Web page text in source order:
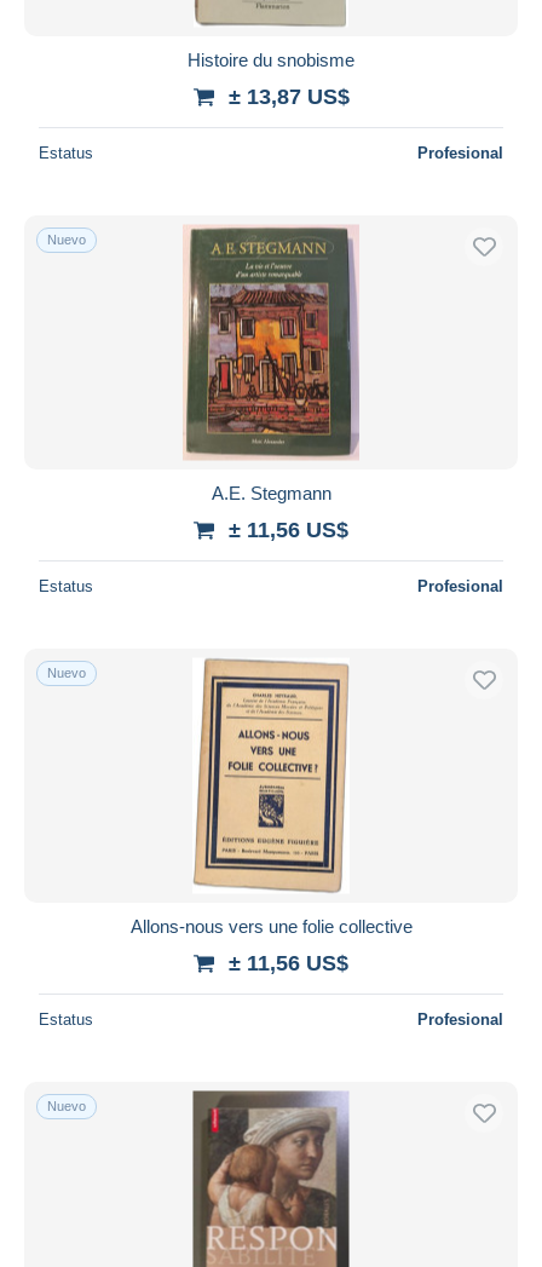
Histoire du snobisme
± 13,87 US$
Estatus Profesional
Nuevo
A.E. Stegmann
± 11,56 US$
Estatus Profesional
Nuevo
Allons-nous vers une folie collective
± 11,56 US$
Estatus Profesional
Nuevo